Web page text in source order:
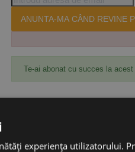
ANUNTA-MA CÂND REVINE
Te-ai abonat cu succes la acest
experiența utilizatorului.